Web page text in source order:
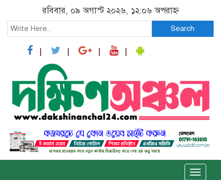
রবিবার, ০৯ অগাস্ট ২০২৬, ১২:০৬ অপরাহ্ন
Search
Toggle